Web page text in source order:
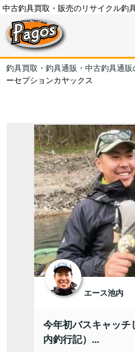
中古釣具買取・販売のリサイクル釣
釣具買取・釣具通販・中古釣具通
ーセプションカヤックス
エース池内
今年初バスキャッ
内釣行記）...